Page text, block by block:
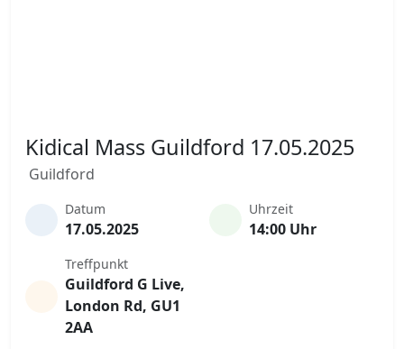
Kidical Mass Guildford 17.05.2025
Guildford
Datum
17.05.2025
Uhrzeit
14:00 Uhr
Treffpunkt
Guildford G Live,
London Rd, GU1
2AA